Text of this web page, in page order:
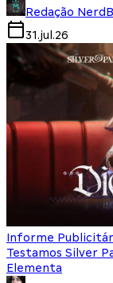
Redação
31.jul.26
Informe
Testamos Silver
Elementa